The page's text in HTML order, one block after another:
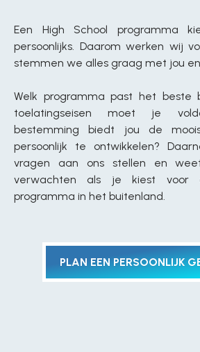
Een High School programma
persoonlijks. Daarom werken wij
stemmen we alles graag met jou
Welk programma past het beste
toelatingseisen moet je
bestemming biedt jou de
persoonlijk te ontwikkelen?
vragen aan ons stellen en
verwachten als je kiest voor
programma in het buitenland.
PLAN EEN PERSOONLIJK